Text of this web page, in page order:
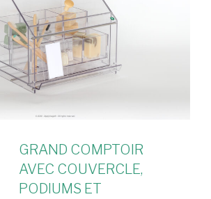
GRAND COMPTOIR
AVEC COUVERCLE,
PODIUMS ET